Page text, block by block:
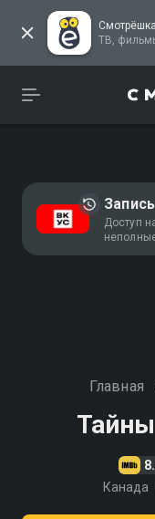
Смотрёшка
Доступ
Главная
Канада